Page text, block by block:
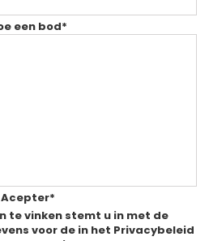
een bod*
Acepter*
te vinken stemt u in met de
voor de in het Privacybeleid